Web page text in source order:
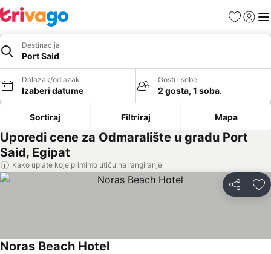
FavoritiPrijavi
Destinacija
Port Said
Dolazak/odlazak
Izaberi datume
Gosti i sobe
2 gosta, 1 soba.
Sortiraj Filtriraj Mapa
Uporedi cene za Odmaralište u gradu Port
Said, Egipat
Kako uplate koje primimo utiču na rangiranje
Deli
Noras Beach Hotel